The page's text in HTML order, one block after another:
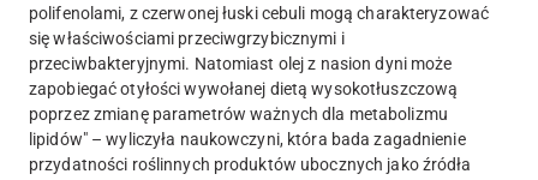
polifenolami, z czerwonej łuski cebuli mogą charakteryzować
się właściwościami przeciwgrzybicznymi i
przeciwbakteryjnymi. Natomiast olej z nasion dyni może
zapobiegać otyłości wywołanej dietą wysokotłuszczową
poprzez zmianę parametrów ważnych dla metabolizmu
lipidów" – wyliczyła naukowczyni, która bada zagadnienie
przydatności roślinnych produktów ubocznych jako źródła